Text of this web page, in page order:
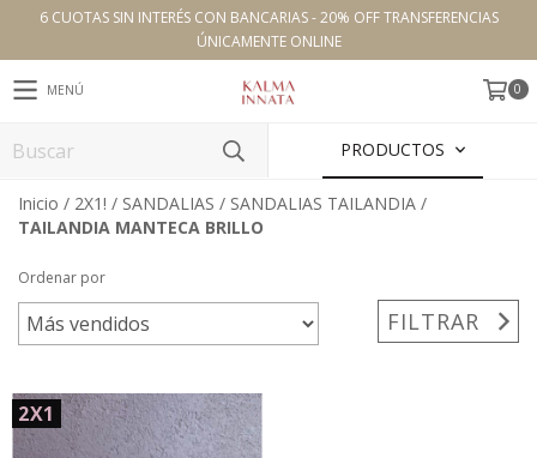
6 CUOTAS SIN INTERÉS CON BANCARIAS - 20% OFF TRANSFERENCIAS
ÚNICAMENTE ONLINE
MENÚ 0
PRODUCTOS
Inicio / 2X1! / SANDALIAS / SANDALIAS TAILANDIA /
TAILANDIA MANTECA BRILLO
Ordenar por
FILTRAR
2X1